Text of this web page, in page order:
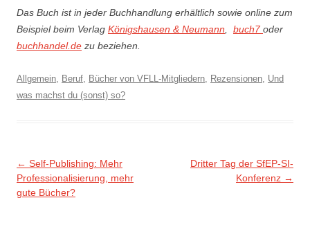
Das Buch ist in jeder Buchhandlung erhältlich sowie online zum
Beispiel beim Verlag Königshausen & Neumann buch7oder
buchhandel.de zu beziehen.
Allgemein, Beruf, Bücher von VFLL-Mitgliedern, Rezensionen, Und
was machst du (sonst) so?
Beitragsnavigation
← Self-Publishing: Mehr
Professionalisierung, mehr
gute Bücher?
Dritter Tag der SfEP-SI-
Konferenz →